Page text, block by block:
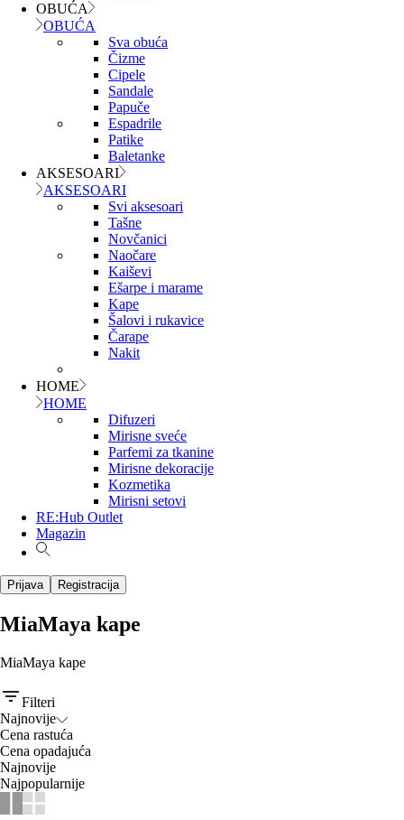
OBUĆA
OBUĆA
Sva obuća
Čizme
Cipele
Sandale
Papuče
Espadrile
Patike
Baletanke
AKSESOARI
AKSESOARI
Svi aksesoari
Tašne
Novčanici
Naočare
Kaiševi
Ešarpe i marame
Kape
Šalovi i rukavice
Čarape
Nakit
HOME
HOME
Difuzeri
Mirisne sveće
Parfemi za tkanine
Mirisne dekoracije
Kozmetika
Mirisni setovi
RE:Hub Outlet
Magazin
Prijava Registracija
MiaMaya kape
MiaMaya kape
Filteri
Najnovije
Cena rastuća
Cena opadajuća
Najnovije
Najpopularnije